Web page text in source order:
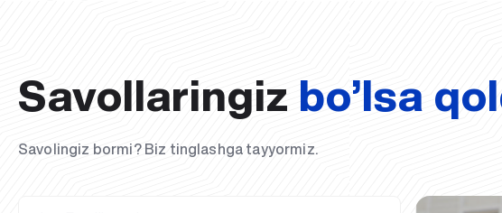
Savollaringiz bo’lsa
Savolingiz bormi? Biz tinglashga tayyormiz.